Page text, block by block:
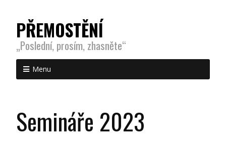
PŘEMOSTĚNÍ
„Poslední, prosím, zhasněte“
Menu
Semináře 2023